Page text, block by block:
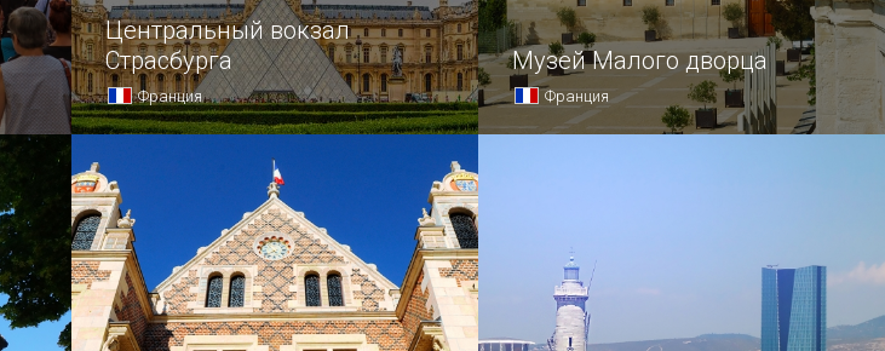
Центральный вокзал
Страсбурга
Франция
Город начинается с вокзала, а если
это строение прекрасно,
то прекрасен и город.
Музей Малого дворца
Франция
в Авиньоне, где жили Римские Папы)
был возведен скромный дворец.